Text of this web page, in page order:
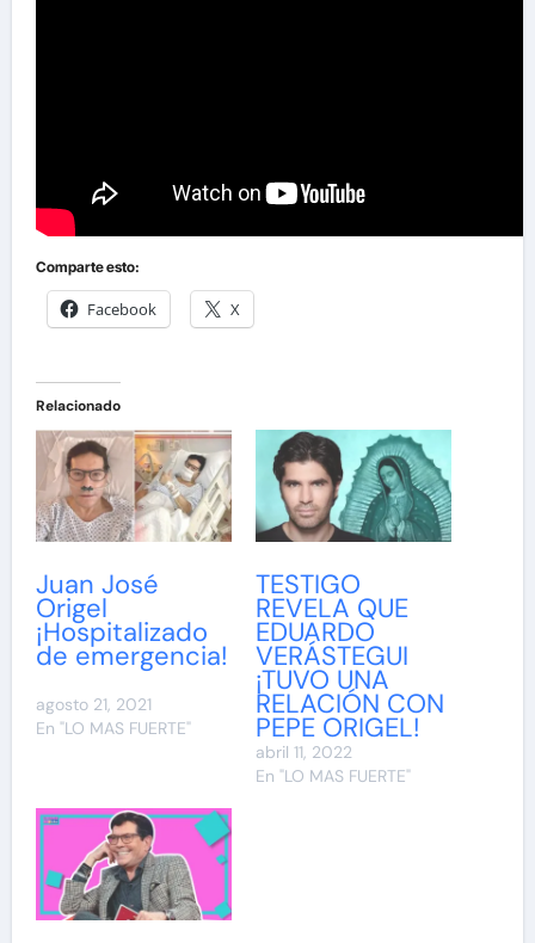
Comparte esto:
Facebook X
Relacionado
Juan José
Origel
¡Hospitalizado
de emergencia!
agosto 21, 2021
En "LO MAS FUERTE"
TESTIGO
REVELA QUE
EDUARDO
VERÁSTEGUI
¡TUVO UNA
RELACIÓN CON
PEPE ORIGEL!
abril 11, 2022
En "LO MAS FUERTE"